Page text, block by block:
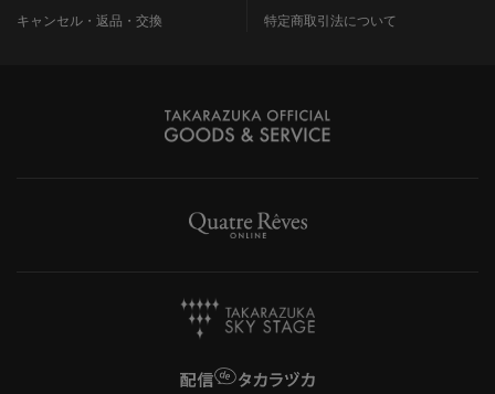
キャンセル・返品・交換
特定商取引法について